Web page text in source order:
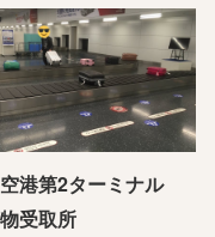
港第2ターミナル
受取所